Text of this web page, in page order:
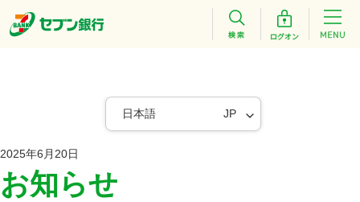
日本語 JP
2025年6月20日
お知らせ